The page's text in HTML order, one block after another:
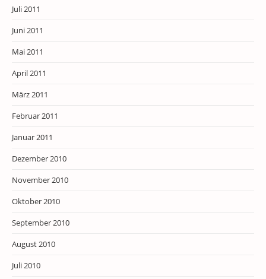
Juli 2011
Juni 2011
Mai 2011
April 2011
März 2011
Februar 2011
Januar 2011
Dezember 2010
November 2010
Oktober 2010
September 2010
August 2010
Juli 2010